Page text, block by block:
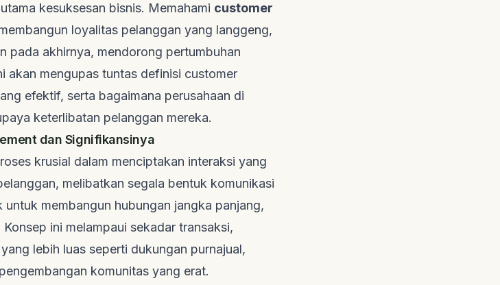
kesuksesan bisnis. Memahami customer
loyalitas pelanggan yang langgeng,
pada akhirnya, mendorong pertumbuhan
akan mengupas tuntas definisi customer
efektif, serta bagaimana perusahaan di
keterlibatan pelanggan mereka.
dan Signifikansinya
krusial dalam menciptakan interaksi yang
melibatkan segala bentuk komunikasi
membangun hubungan jangka panjang,
Konsep ini melampaui sekadar transaksi,
lebih luas seperti dukungan purnajual,
komunitas yang erat.